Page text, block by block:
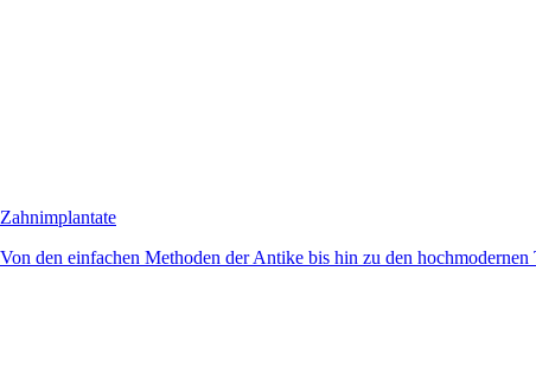
Zahnimplantate
Von den einfachen Methoden der Antike bis hin zu den